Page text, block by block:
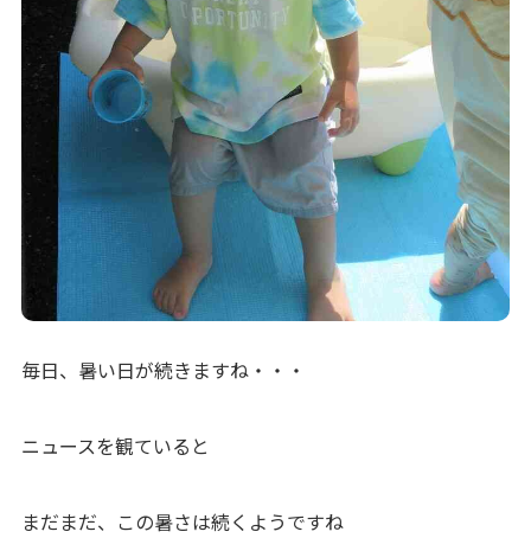
毎日、暑い日が続きますね・・・
ニュースを観ていると
まだまだ、この暑さは続くようですね